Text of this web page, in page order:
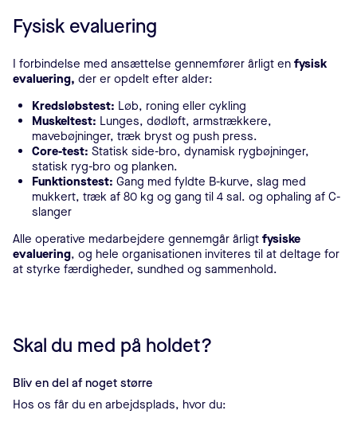
Fysisk evaluering
I forbindelse med ansættelse gennemfører årligt en fysisk
evaluering, der er opdelt efter alder:
Kredsløbstest: Løb, roning eller cykling
Muskeltest: Lunges, dødløft, armstrækkere,
mavebøjninger, træk bryst og push press.
Core-test: Statisk side-bro, dynamisk rygbøjninger,
statisk ryg-bro og planken.
Funktionstest:Gang med fyldte B-kurve, slag med
mukkert, træk af 80 kg og gang til 4 sal. og ophaling af C-
slanger
Alle operative medarbejdere gennemgår årligt fysiske
evaluering, og hele organisationen inviteres til at deltage for
at styrke færdigheder, sundhed og sammenhold.
Skal du med på holdet?
Bliv en del af noget større
Hos os får du en arbejdsplads, hvor du: